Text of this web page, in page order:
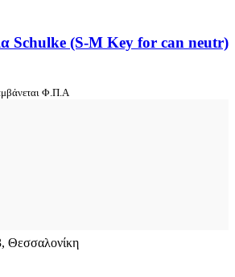
Schulke (S-M Key for can neutr)
Φ.Π.Α
Θεσσαλονίκη